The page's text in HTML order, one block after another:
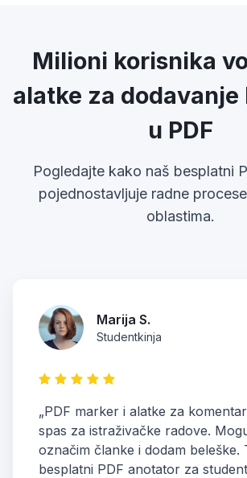
Milioni korisnika
alatke za dodavanje
u PDF
Pogledajte kako naš besplatni
pojednostavljuje radne
oblastima.
Marija S.
Studentkinja
„PDF marker i alatke za
spas za istraživačke radove.
označim članke i dodam beleške.
besplatni PDF anotator za